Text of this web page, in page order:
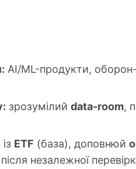
AI/ML-продукти,
зрозумілий data-room,
ETF (база), доповнюй
незалежної